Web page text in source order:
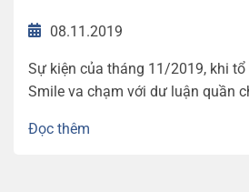
08.11.2019
Sự kiện của tháng 11/2019, khi tổ
Smile va chạm với dư luận quần
Đọc thêm